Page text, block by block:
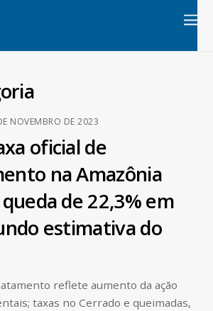
NOVEMBRO DE 2023
oficial de
na Amazônia
de 22,3% em
estimativa do
reflete aumento da ação
taxas no Cerrado e queimadas,